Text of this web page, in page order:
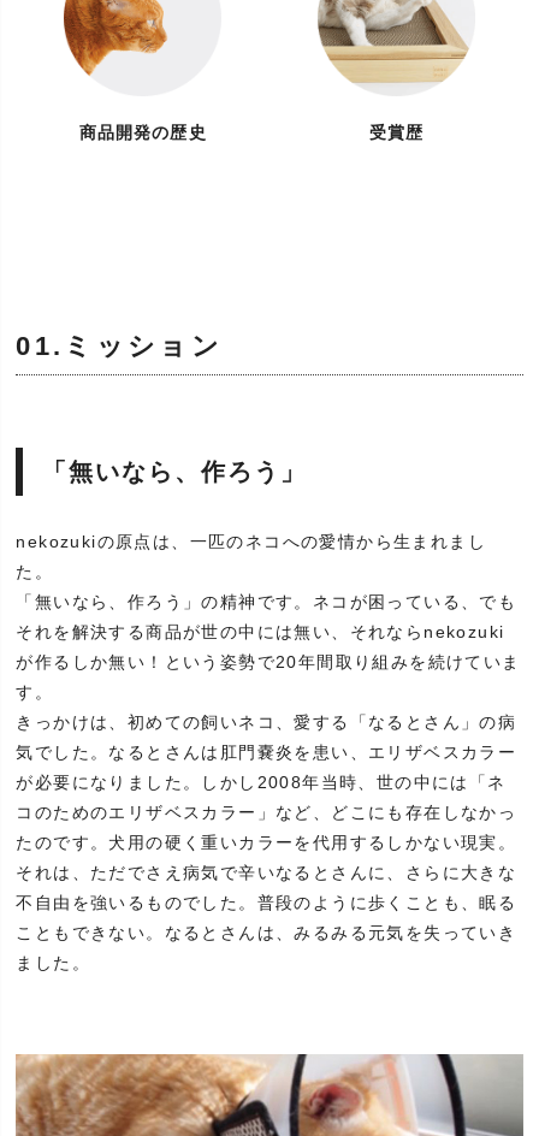
商品開発の歴史 受賞歴
01.ミッション
「無いなら、作ろう」
nekozukiの原点は、一匹のネコへの愛情から生まれまし
た。
「無いなら、作ろう」の精神です。ネコが困っている、でも
それを解決する商品が世の中には無い、それならnekozuki
が作るしか無い！という姿勢で20年間取り組みを続けていま
す。
きっかけは、初めての飼いネコ、愛する「なるとさん」の病
気でした。なるとさんは肛門嚢炎を患い、エリザベスカラー
が必要になりました。しかし2008年当時、世の中には「ネ
コのためのエリザベスカラー」など、どこにも存在しなかっ
たのです。犬用の硬く重いカラーを代用するしかない現実。
それは、ただでさえ病気で辛いなるとさんに、さらに大きな
不自由を強いるものでした。普段のように歩くことも、眠る
こともできない。なるとさんは、みるみる元気を失っていき
ました。